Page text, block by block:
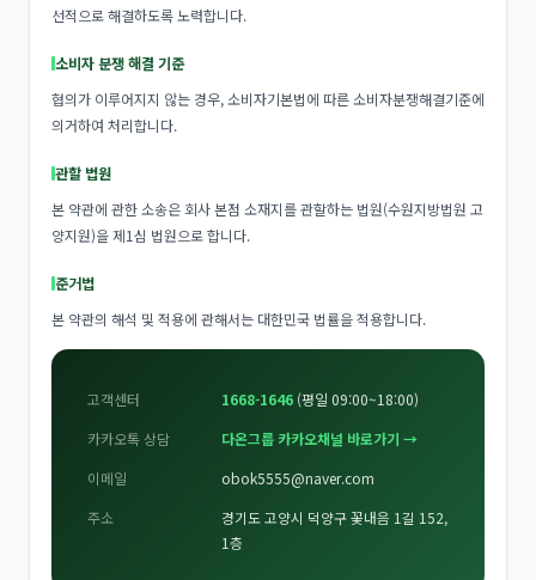
선적으로 해결하도록 노력합니다.
소비자 분쟁 해결 기준
협의가 이루어지지 않는 경우, 소비자기본법에 따른 소비자분쟁해결기준에
의거하여 처리합니다.
관할 법원
본 약관에 관한 소송은 회사 본점 소재지를 관할하는 법원(수원지방법원 고
양지원)을 제1심 법원으로 합니다.
준거법
본 약관의 해석 및 적용에 관해서는 대한민국 법률을 적용합니다.
고객센터 1668-1646 (평일 09:00~18:00)
카카오톡 상담
다온그룹 카카오채널 바로가기 →
이메일
obok5555@naver.com
주소
경기도 고양시 덕양구 꽃내음 1길 152,
1층